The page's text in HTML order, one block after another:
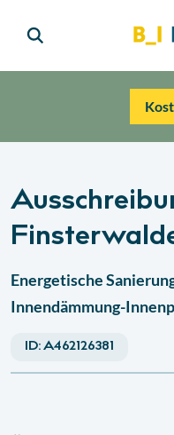
Energetische
Innendämmung-
ID:A462126381